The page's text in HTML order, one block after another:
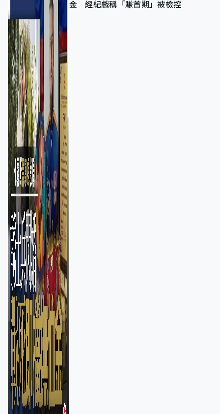
金 經紀戲稱「賺首期」被檢控